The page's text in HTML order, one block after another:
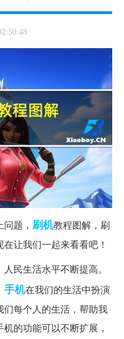
题， 刷机教程图解，刷
让我们一起来看看吧！
民生活水平不断提高。
手机在我们的生活中扮演
每个人的生活，帮助我
的功能可以不断扩展，